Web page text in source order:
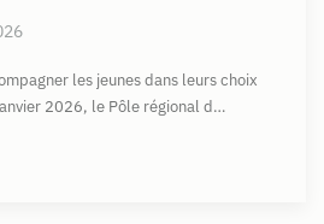
les jeunes dans leurs choix
2026, le Pôle régional d…